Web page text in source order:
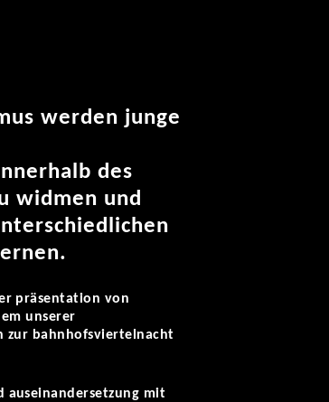
werden junge
des
widmen und
präsentation von
unserer
zur bahnhofsviertelnacht
auseinandersetzung mit